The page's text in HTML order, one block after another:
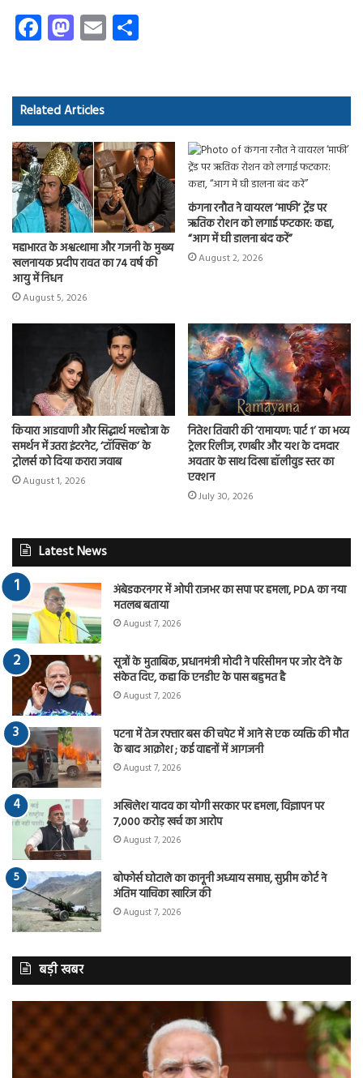
Fa
ce
o
ok
M
as
d
o
n
E
m
Related Articles
महाभारत के अश्वत्थामा और गजनी के मुख्य
खलनायक प्रदीप रावत का 74 वर्ष की
आयु में निधन
August 5, 2026
कंगना रनौत ने वायरल ‘माफी’ ट्रेंड पर
ऋतिक रोशन को लगाई फटकार: कहा,
“आग में घी डालना बंद करें”
August 2, 2026
कियारा आडवाणी और सिद्धार्थ मल्होत्रा के
समर्थन में उतरा इंटरनेट, ‘टॉक्सिक’ के
ट्रोलर्स को दिया करारा जवाब
August 1, 2026
नितेश तिवारी की ‘रामायण: पार्ट 1’ का भव्य
ट्रेलर रिलीज, रणबीर और यश के दमदार
अवतार के साथ दिखा हॉलीवुड स्तर का
एक्शन
July 30, 2026
Latest News
अंबेडकरनगर में ओपी राजभर का सपा पर हमला, PDA का नया
मतलब बताया
August 7, 2026
सूत्रों के मुताबिक, प्रधानमंत्री मोदी ने परिसीमन पर जोर देने के
संकेत दिए, कहा कि एनडीए के पास बहुमत है
August 7, 2026
पटना में तेज रफ्तार बस की चपेट में आने से एक व्यक्ति की मौत
के बाद आक्रोश ; कई वाहनों में आगजनी
August 7, 2026
अखिलेश यादव का योगी सरकार पर हमला, विज्ञापन पर
7,000 करोड़ खर्च का आरोप
August 7, 2026
बोफोर्स घोटाले का कानूनी अध्याय समाप्त, सुप्रीम कोर्ट ने
अंतिम याचिका खारिज की
August 7, 2026
बड़ी खबर